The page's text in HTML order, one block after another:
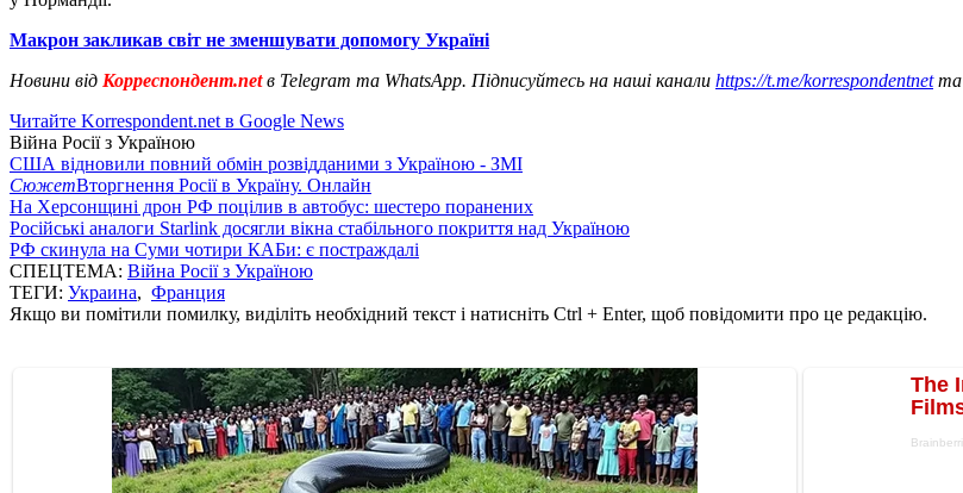
Макрон закликав світ не зменшувати допомогу Україні
Новини від Корреспондент.netв Telegram та WhatsApp. Підписуйтесь на наші канали https://t.me/korrespondentnetта
Читайте Korrespondent.net в Google News
Війна Росії з Україною
США відновили повний обмін розвідданими з Україною - ЗМІ
СюжетВторгнення Росії в Україну. Онлайн
На Херсонщині дрон РФ поцілив в автобус: шестеро поранених
Російські аналоги Starlink досягли вікна стабільного покриття над Україною
РФ скинула на Суми чотири КАБи: є постраждалі
СПЕЦТЕМА: Війна Росії з Україною
ТЕГИ: Украина, Франция
Якщо ви помітили помилку, виділіть необхідний текст і натисніть Ctrl + Enter, щоб повідомити про це редакцію.